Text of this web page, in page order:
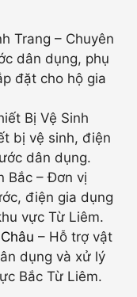
Trang – Chuyên
dân dụng, phụ
đặt cho hộ gia
Bị Vệ Sinh
bị vệ sinh, điện
dân dụng.
Bắc – Đơn vị
điện gia dụng
vực Từ Liêm.
– Hỗ trợ vật
dụng và xử lý
Bắc Từ Liêm.